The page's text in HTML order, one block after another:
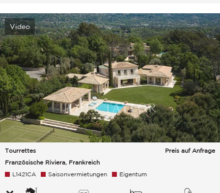
Video
Tourrettes
Französische Riviera, Frankreich
Preis auf Anfrage
L1421CA Saisonvermietungen Eigentum